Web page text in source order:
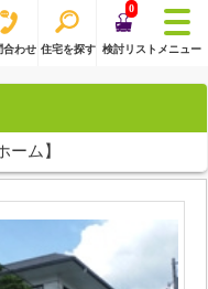
合わせ 住宅を探す
0
検討リスト メニュー
ーム】